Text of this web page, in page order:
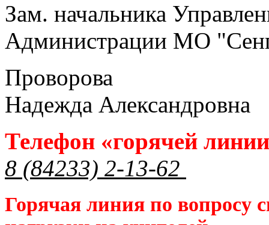
Зам. начальника
Администрации МО
Проворова
Надежда Александровна
Телефон «горячей
8 (84233) 2-13-62
Горячая линия по вопросу